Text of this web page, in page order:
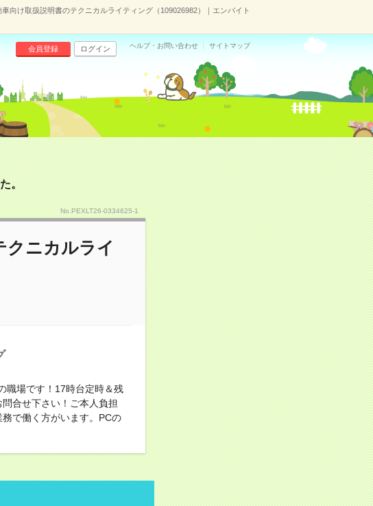
向け取扱説明書のテクニカルライティング（109026982）｜エンバイト
会員登録 ログイン ヘルプ・お問い合わせ サイトマップ
。
No.PEXLT26-0334625-1
クニカルライ
職場です！17時台定時＆残
合せ下さい！ご本人負担
で働く方がいます。PCの